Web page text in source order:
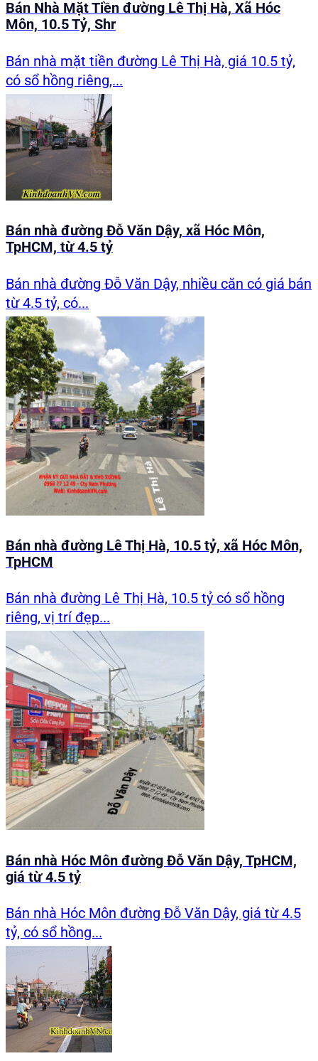
Bán Nhà Mặt Tiền đường Lê Thị Hà, Xã Hóc
Môn, 10.5 Tỷ, Shr
Bán nhà mặt tiền đường Lê Thị Hà, giá 10.5 tỷ,
có sổ hồng riêng,...
Bán nhà đường Đỗ Văn Dậy, xã Hóc Môn,
TpHCM, từ 4.5 tỷ
Bán nhà đường Đỗ Văn Dậy, nhiều căn có giá bán
từ 4.5 tỷ, có...
Bán nhà đường Lê Thị Hà, 10.5 tỷ, xã Hóc Môn,
TpHCM
Bán nhà đường Lê Thị Hà, 10.5 tỷ có sổ hồng
riêng, vị trí đẹp...
Bán nhà Hóc Môn đường Đỗ Văn Dậy, TpHCM,
giá từ 4.5 tỷ
Bán nhà Hóc Môn đường Đỗ Văn Dậy, giá từ 4.5
tỷ, có sổ hồng...